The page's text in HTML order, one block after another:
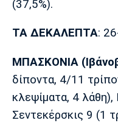
Ίντερ
Μπορούσια
Ντόρτμουντ
(37,5%).
ΤΑ ΔΕΚΑΛΕΠΤΑ:
ΜΠΑΣΚΟΝΙΑ
δίποντα, 4/11
κλεψίματα, 4 λάθη),
Σεντεκέρσκις 9 (1